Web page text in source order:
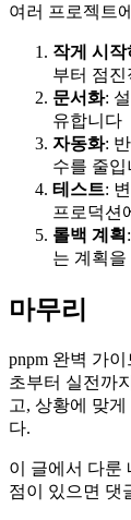
여러 프로젝트
작게 시작
부터 점
문서화:
유합니다
자동화:
수를 줄입
테스트:
프로덕션
롤백 계획
는 계획
마무리
pnpm 완벽 가
초부터 실전까
고, 상황에 맞
다.
이 글에서 다룬
점이 있으면 댓